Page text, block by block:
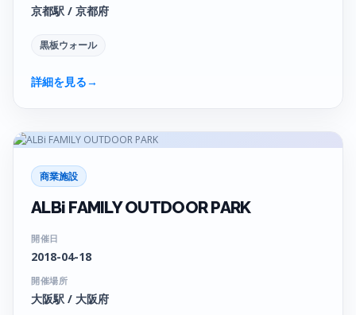
京都駅 / 京都府
黒板ウォール
詳細を見る→
商業施設
ALBi FAMILY OUTDOOR PARK
開催日
2018-04-18
開催場所
大阪駅 / 大阪府